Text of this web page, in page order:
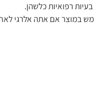
רפואיות כלשהן.
במוצר אם אתה אלרגי